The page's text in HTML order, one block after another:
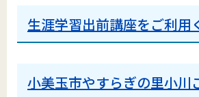
生涯学習出前講座をご利用
小美玉市やすらぎの里小川